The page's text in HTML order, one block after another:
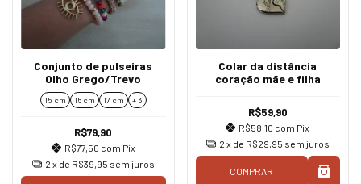
Conjunto de pulseiras
Olho Grego/Trevo
15 cm 16 cm 17 cm + 3
R$79,90
R$77,50 com Pix
2 x de R$39,95 sem juros
Colar da distância
coração mãe e filha
R$59,90
R$58,10 com Pix
2 x de R$29,95 sem juros
COMPRAR